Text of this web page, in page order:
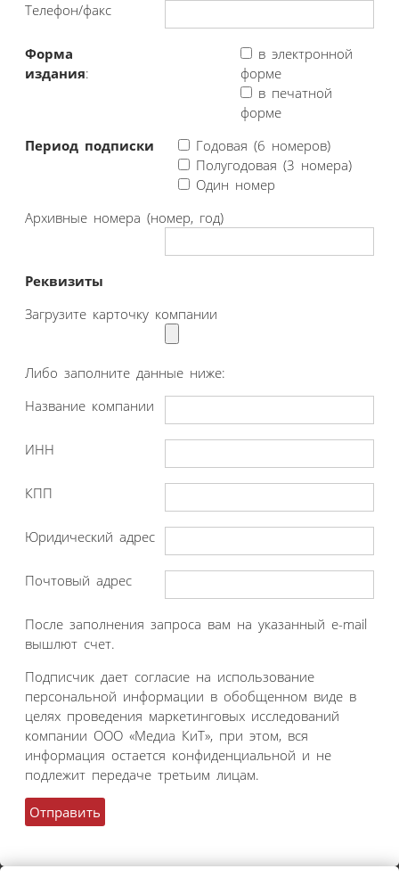
Телефон/факс
Форма
издания:
в электронной
форме
в печатной
форме
Период подписки
Годовая (6 номеров)
Полугодовая (3 номера)
Один номер
Архивные номера (номер, год)
Реквизиты
Загрузите карточку компании
Либо заполните данные ниже:
Название компании
ИНН
КПП
Юридический адрес
Почтовый адрес
После заполнения запроса вам на указанный e-mail
вышлют счет.
Подписчик дает согласие на использование
персональной информации в обобщенном виде в
целях проведения маркетинговых исследований
компании ООО «Медиа КиТ», при этом, вся
информация остается конфиденциальной и не
подлежит передаче третьим лицам.